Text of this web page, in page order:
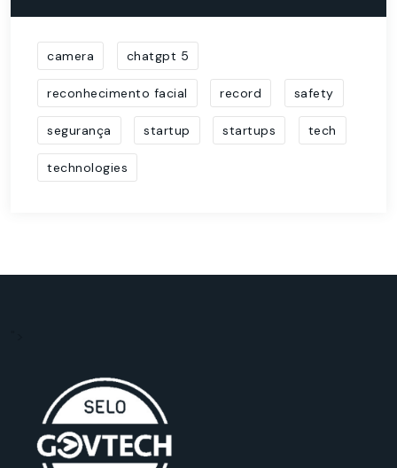
camera chatgpt 5
reconhecimento facial record safety
segurança startup startups tech
technologies